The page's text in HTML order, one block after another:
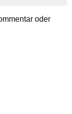
oder